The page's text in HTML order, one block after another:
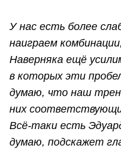
У нас есть более
наиграем
Наверняка ещё
в которых эти
думаю, что наш
них
Всё-таки есть
думаю, подскажет